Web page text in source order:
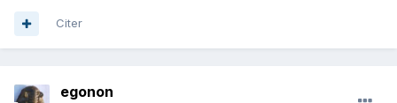
Citer
egonon